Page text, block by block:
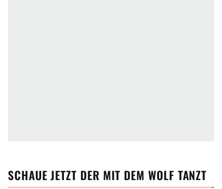
SCHAUE JETZT DER MIT DEM WOLF TANZT